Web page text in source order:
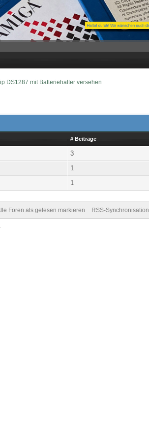
DS1287 mit Batteriehalter versehen
# Beiträge
3
1
1
Foren als gelesen markieren RSS-Synchronisation